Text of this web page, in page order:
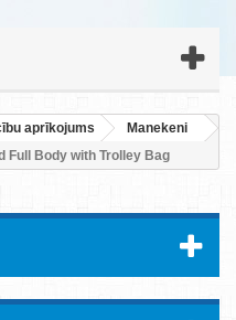
aprīkojums
Manekeni
Full Body with Trolley Bag